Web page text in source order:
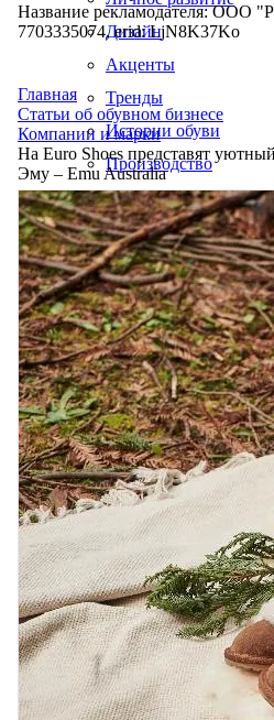
Дизайн
Акценты
Тренды
Истории обуви
Производство
Название рекламодателя: ООО
7703335074, erid: LjN8K37Ko
Главная
Статьи об обувном бизнесе
Компании и марки
На Euro Shoes представят
Эму – Emu Australia